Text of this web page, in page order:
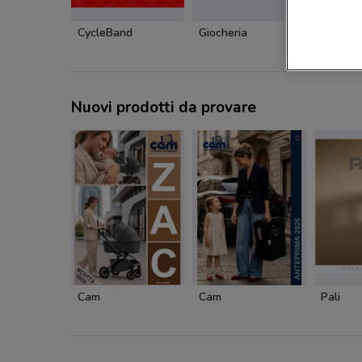
CycleBand Giocheria
Nuovi prodotti da provare
Cam Cam Pali